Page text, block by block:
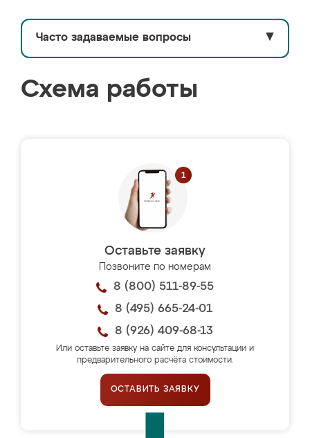
Часто задаваемые вопросы ▼
Схема работы
Оставьте заявку
Позвоните по номерам
8 (800) 511-89-55
8 (495) 665-24-01
8 (926) 409-68-13
Или оставьте заявку на сайте для консультации и
предварительного расчёта стоимости.
ОСТАВИТЬ ЗАЯВКУ